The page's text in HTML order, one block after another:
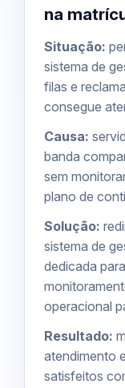
na
Situação:
sistema de
filas e
consegue
Causa:
banda
sem
plano de
Solução:
sistema de
dedicada
operacional
Resultado:
atendimento
satisfeitos